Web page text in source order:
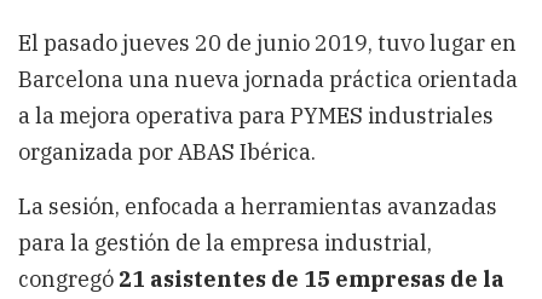
El pasado jueves 20 de junio 2019, tuvo lugar en
Barcelona una nueva jornada práctica orientada
a la mejora operativa para PYMES industriales
organizada por ABAS Ibérica.
La sesión, enfocada a herramientas avanzadas
para la gestión de la empresa industrial,
congregó 21 asistentes de 15 empresas de la